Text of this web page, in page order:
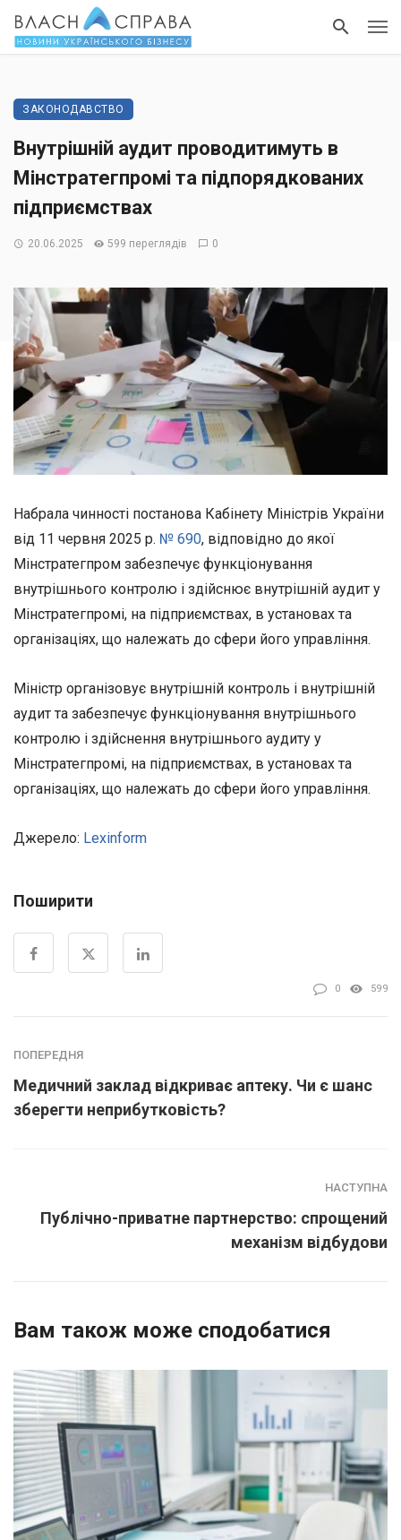
ЗАКОНОДАВСТВО
Внутрішній аудит проводитимуть в
Мінстратегпромі та підпорядкованих
підприємствах
20.06.2025 599 переглядів 0
Набрала чинності постанова Кабінету Міністрів України
від 11 червня 2025 р. № 690, відповідно до якої
Мінстратегпром забезпечує функціонування
внутрішнього контролю і здійснює внутрішній аудит у
Мінстратегпромі, на підприємствах, в установах та
організаціях, що належать до сфери його управління.
Міністр організовує внутрішній контроль і внутрішній
аудит та забезпечує функціонування внутрішнього
контролю і здійснення внутрішнього аудиту у
Мінстратегпромі, на підприємствах, в установах та
організаціях, що належать до сфери його управління.
Джерело: Lexinform
Поширити
0 599
ПОПЕРЕДНЯ
Медичний заклад відкриває аптеку. Чи є шанс
зберегти неприбутковість?
НАСТУПНА
Публічно-приватне партнерство: спрощений
механізм відбудови
Вам також може сподобатися